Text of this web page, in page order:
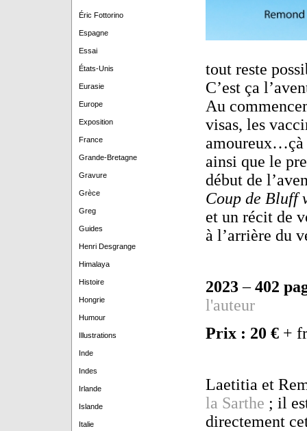
Éric Fottorino
Espagne
Essai
États-Unis
Eurasie
Europe
Exposition
France
Grande-Bretagne
Gravure
Grèce
Greg
Guides
Henri Desgrange
Himalaya
Histoire
Hongrie
Humour
Illustrations
Inde
Indes
Irlande
Islande
Italie
tout reste
C’est ça
Au
visas, les
amoureux…çà
ainsi que le
début de
Coup de Bluff
et un récit de
à l’arrière du
2023–402
l'auteur
Prix : 20 € +
Laetitia et
la Sarthe ; il
directement